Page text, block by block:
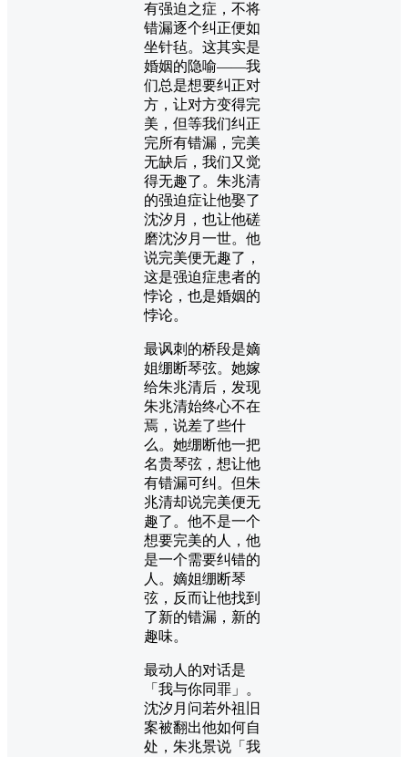
有强迫之症，不将
错漏逐个纠正便如
坐针毡。这其实是
婚姻的隐喻——我
们总是想要纠正对
方，让对方变得完
美，但等我们纠正
完所有错漏，完美
无缺后，我们又觉
得无趣了。朱兆清
的强迫症让他娶了
沈汐月，也让他磋
磨沈汐月一世。他
说完美便无趣了，
这是强迫症患者的
悖论，也是婚姻的
悖论。
最讽刺的桥段是嫡
姐绷断琴弦。她嫁
给朱兆清后，发现
朱兆清始终心不在
焉，说差了些什
么。她绷断他一把
名贵琴弦，想让他
有错漏可纠。但朱
兆清却说完美便无
趣了。他不是一个
想要完美的人，他
是一个需要纠错的
人。嫡姐绷断琴
弦，反而让他找到
了新的错漏，新的
趣味。
最动人的对话是
「我与你同罪」。
沈汐月问若外祖旧
案被翻出他如何自
处，朱兆景说「我